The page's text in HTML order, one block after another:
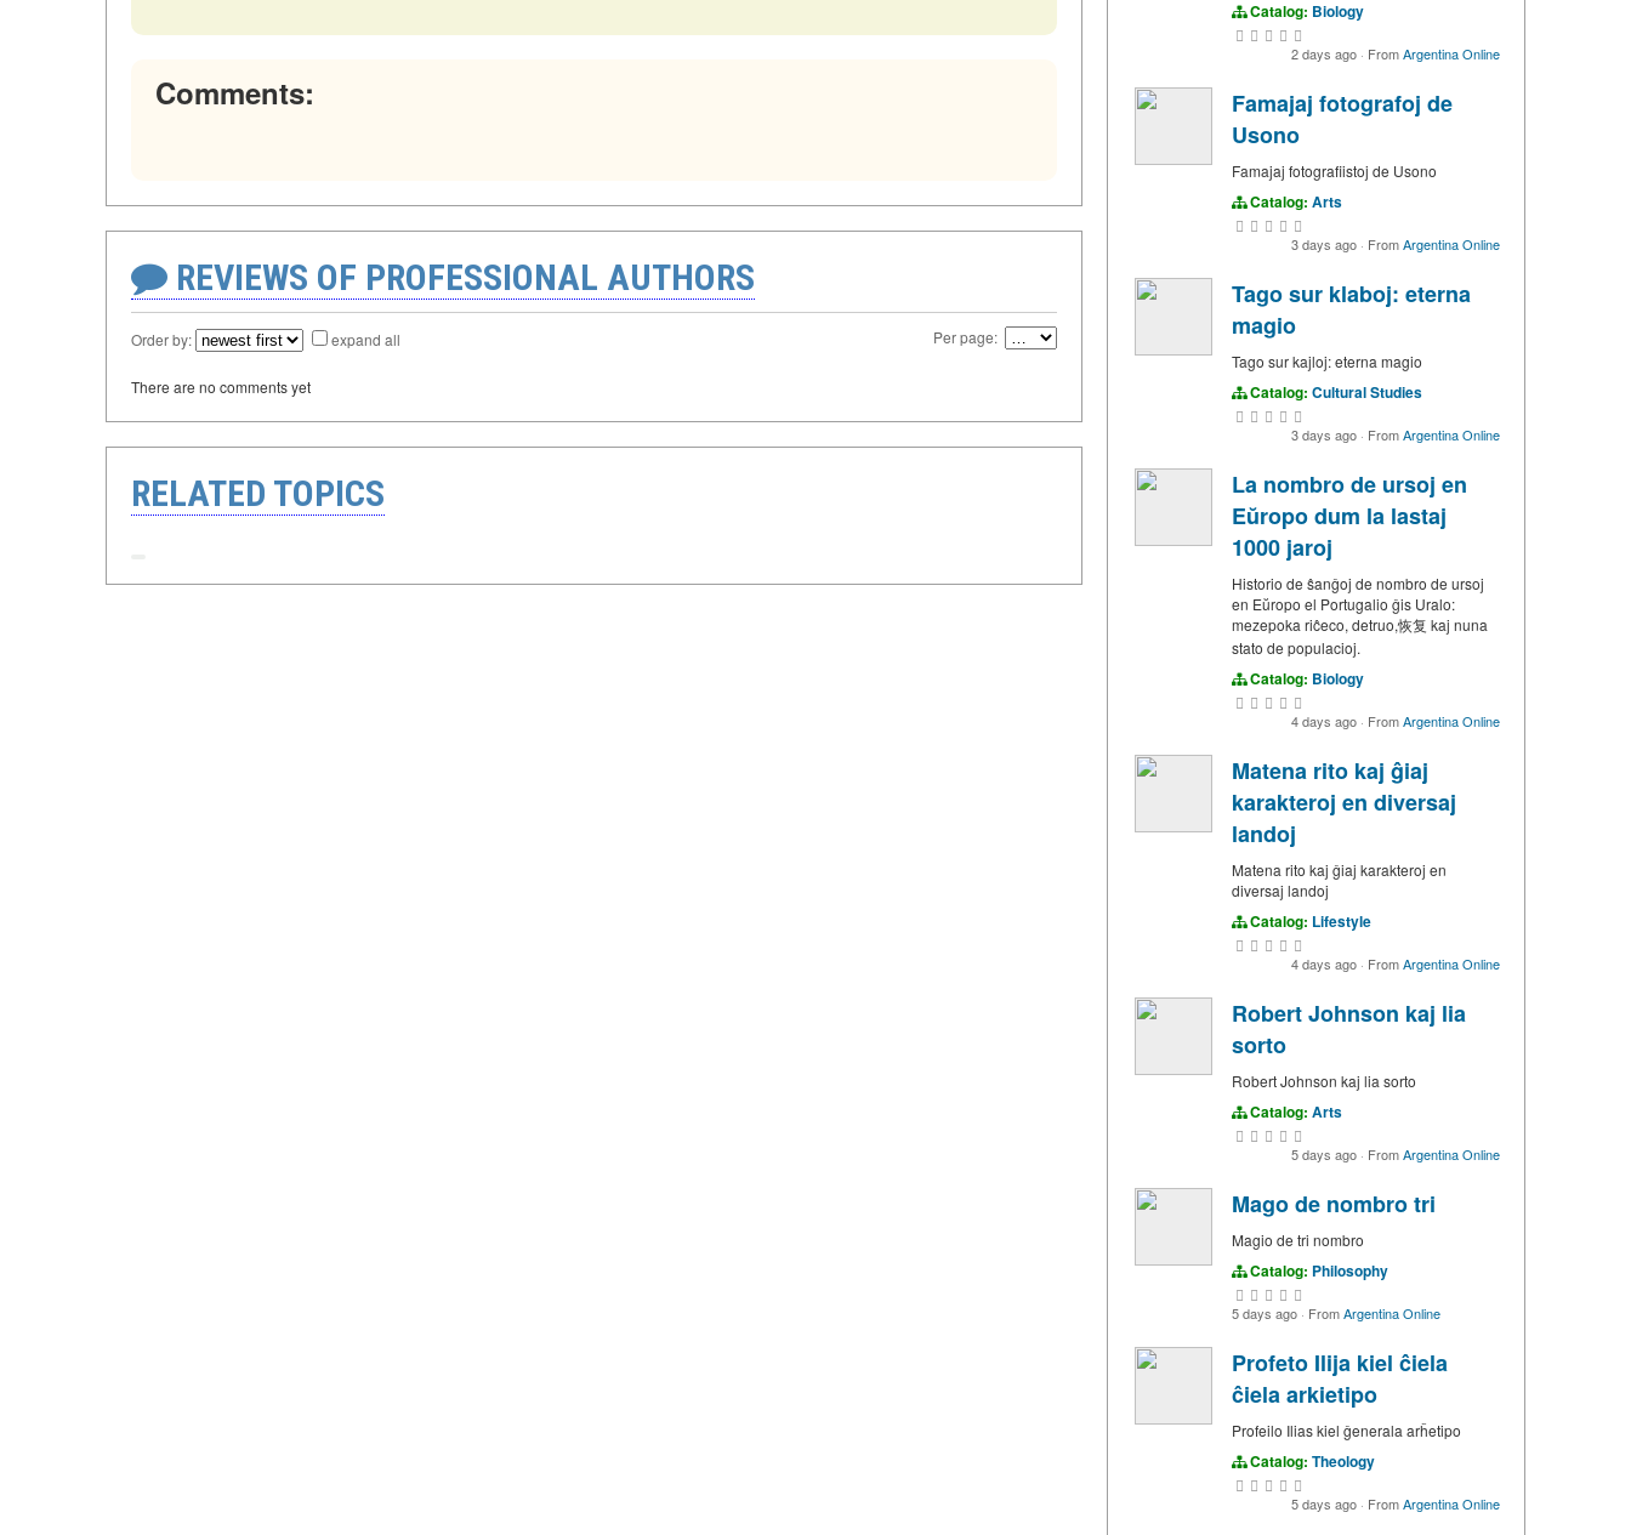
Comments:
REVIEWS OF PROFESSIONAL AUTHORS
Order by: expand all Per page:
There are no comments yet
RELATED TOPICS
Catalog: Biology
2 days ago · FromArgentina Online
Famajaj fotografoj de
Usono
Famajaj fotografiistoj de Usono
Catalog: Arts
3 days ago · FromArgentina Online
Tago sur klaboj: eterna
magio
Tago sur kajloj: eterna magio
Catalog: Cultural Studies
3 days ago · FromArgentina Online
La nombro de ursoj en
Eŭropo dum la lastaj
1000 jaroj
Historio de ŝanĝoj de nombro de ursoj
en Eŭropo el Portugalio ĝis Uralo:
mezepoka riĉeco, detruo,恢复 kaj nuna
stato de populacioj.
Catalog: Biology
4 days ago · FromArgentina Online
Matena rito kaj ĝiaj
karakteroj en diversaj
landoj
Matena rito kaj ĝiaj karakteroj en
diversaj landoj
Catalog: Lifestyle
4 days ago · FromArgentina Online
Robert Johnson kaj lia
sorto
Robert Johnson kaj lia sorto
Catalog: Arts
5 days ago · FromArgentina Online
Mago de nombro tri
Magio de tri nombro
Catalog: Philosophy
5 days ago · FromArgentina Online
Profeto Ilija kiel ĉiela
ĉiela arkietipo
Profeilo Ilias kiel ĝenerala arĥetipo
Catalog: Theology
5 days ago · FromArgentina Online